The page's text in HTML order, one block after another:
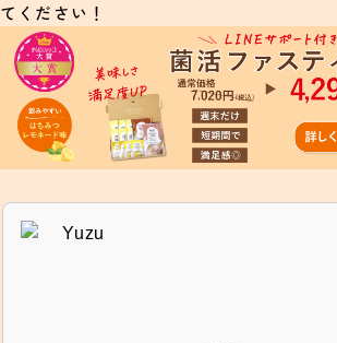
てください！